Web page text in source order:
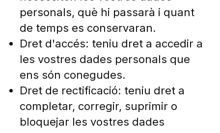
personals, què hi passarà i quant
de temps es conservaran.
Dret d'accés: teniu dret a accedir a
les vostres dades personals que
ens són conegudes.
Dret de rectificació: teniu dret a
completar, corregir, suprimir o
bloquejar les vostres dades